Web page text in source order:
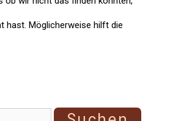
hast. Möglicherweise hilft die